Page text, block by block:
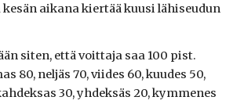
aikana kiertää kuusi lähiseudun
siten, että voittaja saa 100 pist.
80, neljäs 70, viides 60, kuudes 50,
30, yhdeksäs 20, kymmenes